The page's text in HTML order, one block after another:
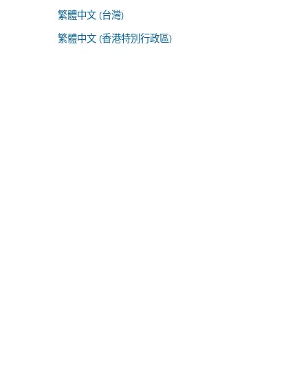
繁體中文 (台灣)
繁體中文 (香港特別行政區)